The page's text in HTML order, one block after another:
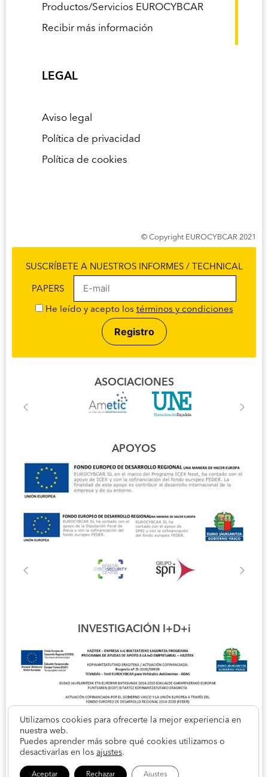
Productos/Servicios EUROCYBCAR
Recibir más información
LEGAL
Aviso legal
Política de privacidad
Política de cookies
© Copyright EUROCYBCAR 2021
SUSCRÍBETE A NUESTROS INFORMES / TECHNICAL
PAPERS
He leído y acepto los términos y condiciones
ASOCIACIONES
APOYOS
INVESTIGACIÓN I+D+i
Utilizamos cookies para ofrecerte la mejor experiencia en
nuestra web.
Puedes aprender más sobre qué cookies utilizamos o
desactivarlas en los ajustes.
Aceptar Rechazar Ajustes